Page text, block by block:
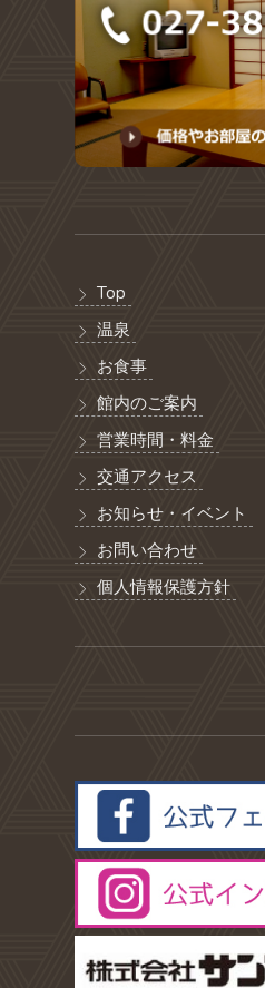
Top
温泉
お食事
館内のご案内
営業時間・料金
交通アクセス
お知らせ・イベント
お問い合わせ
個人情報保護方針